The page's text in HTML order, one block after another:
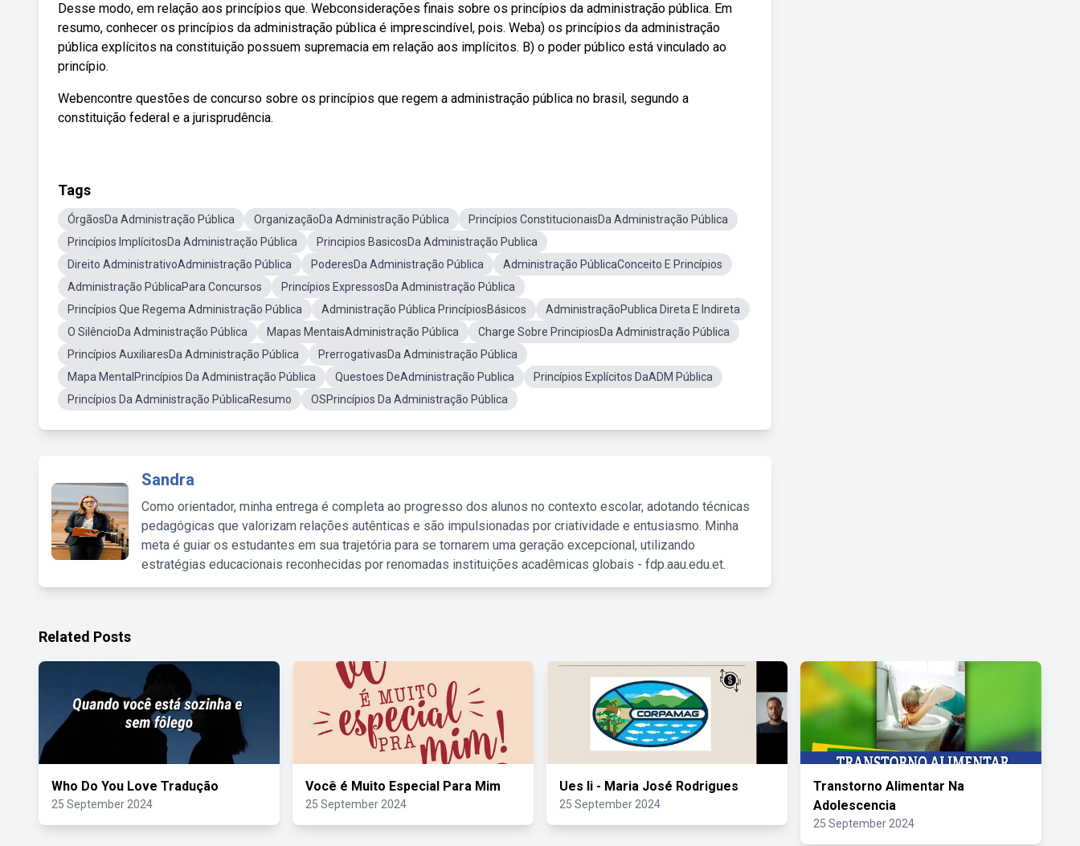
Desse modo, em relação aos princípios que. Webconsiderações finais sobre os princípios da administração pública. Em
resumo, conhecer os princípios da administração pública é imprescindível, pois. Weba) os princípios da administração
pública explícitos na constituição possuem supremacia em relação aos implícitos. B) o poder público está vinculado ao
princípio.
Webencontre questões de concurso sobre os princípios que regem a administração pública no brasil, segundo a
constituição federal e a jurisprudência.
Tags
ÓrgãosDa Administração Pública OrganizaçãoDa Administração Pública
Princípios ConstitucionaisDa Administração Pública
Princípios ImplícitosDa Administração Pública
Principios BasicosDa Administração Publica
Direito AdministrativoAdministração Pública
PoderesDa Administração Pública
Administração PúblicaConceito E Princípios
Administração PúblicaPara Concursos
Princípios ExpressosDa Administração Pública
Princípios Que Regema Administração Pública
Administração Pública PrincípiosBásicos
AdministraçãoPublica Direta E Indireta
O SilêncioDa Administração Pública
Mapas MentaisAdministração Pública
Charge Sobre PrincipiosDa Administração Pública
Princípios AuxiliaresDa Administração Pública
PrerrogativasDa Administração Pública
Mapa MentalPrincípios Da Administração Pública
Questoes DeAdministração Publica
Princípios Explícitos DaADM Pública
Princípios Da Administração PúblicaResumo
OSPrincípios Da Administração Pública
Sandra
Como orientador, minha entrega é completa ao progresso dos alunos no contexto escolar, adotando técnicas
pedagógicas que valorizam relações autênticas e são impulsionadas por criatividade e entusiasmo. Minha
meta é guiar os estudantes em sua trajetória para se tornarem uma geração excepcional, utilizando
estratégias educacionais reconhecidas por renomadas instituições acadêmicas globais - fdp.aau.edu.et.
Related Posts
Who Do You Love Tradução
25 September 2024
Você é Muito Especial Para Mim
25 September 2024
Ues Ii - Maria José Rodrigues
25 September 2024
Transtorno Alimentar Na
Adolescencia
25 September 2024